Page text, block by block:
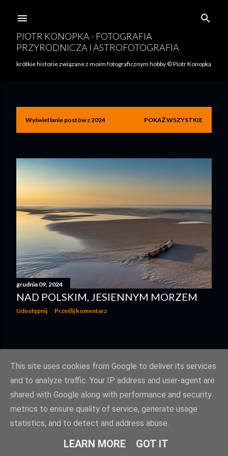
PIOTR KONOPKA - FOTOGRAFIA
PRZYRODNICZA I ASTROFOTOGRAFIA
krótkie historie związane z moim fotograficznym hobby © Piotr Konopka
P
s
t
y
Wyświetlanie postów z 2024 POKAŻ WSZYSTKIE
grudnia 09, 2024
NAD POLSKIM, JESIENNYM MORZEM
Udostępnij Prześlij komentarz
Obsługiwane przez usługę Blogger
This site uses cookies from Google to deliver its services
and to analyze traffic. Your IP address and user-agent are
shared with Google along with performance and security
metrics to ensure quality of service, generate usage
statistics, and to detect and address abuse.
LEARN MORE GOT IT